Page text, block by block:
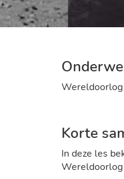
Korte
In deze les